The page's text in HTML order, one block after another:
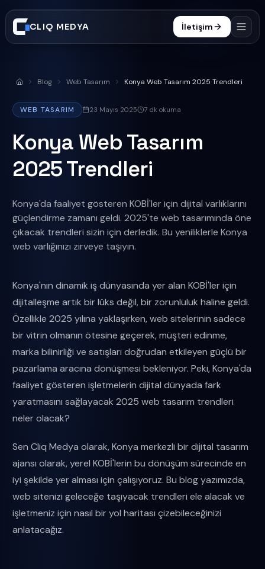
CLIQ MEDYA İletişim
İşler
Süreç
Blog
SSS
0332 606 25 47
Anasayfa
Blog Web Tasarım Konya Web Tasarım 2025 Trendleri
WEB TASARIM 23 Mayıs 2025 7 dk okuma
Konya Web Tasarım
2025 Trendleri
Konya'da faaliyet gösteren KOBİ'ler için dijital varlıklarını
güçlendirme zamanı geldi. 2025'te web tasarımında öne
çıkacak trendleri sizin için derledik. Bu yeniliklerle Konya
web varlığınızı zirveye taşıyın.
Konya'nın dinamik iş dünyasında yer alan KOBİ'ler için
dijitalleşme artık bir lüks değil, bir zorunluluk haline geldi.
Özellikle 2025 yılına yaklaşırken, web sitelerinin sadece
bir vitrin olmanın ötesine geçerek, müşteri edinme,
marka bilinirliği ve satışları doğrudan etkileyen güçlü bir
pazarlama aracına dönüşmesi bekleniyor. Peki, Konya'da
faaliyet gösteren işletmelerin dijital dünyada fark
yaratmasını sağlayacak 2025 web tasarım trendleri
neler olacak?
Sen Cliq Medya olarak, Konya merkezli bir dijital tasarım
ajansı olarak, yerel KOBİ'lerin bu dönüşüm sürecinde en
iyi şekilde yer alması için çalışıyoruz. Bu blog yazımızda,
web sitenizi geleceğe taşıyacak trendleri ele alacak ve
işletmeniz için nasıl bir yol haritası çizebileceğinizi
anlatacağız.